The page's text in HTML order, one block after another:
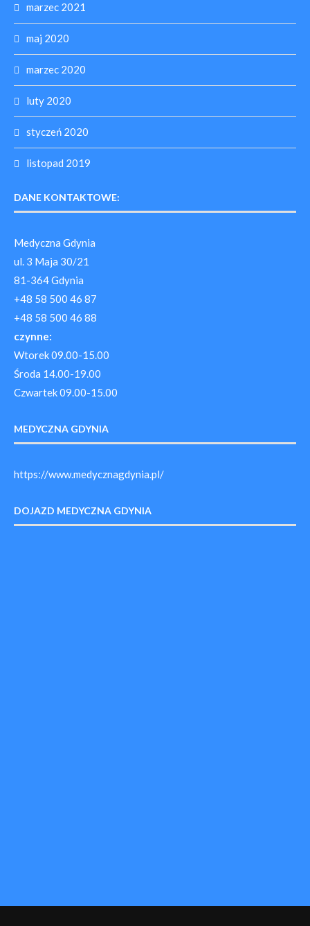
marzec 2021
maj 2020
marzec 2020
luty 2020
styczeń 2020
listopad 2019
DANE KONTAKTOWE:
Medyczna Gdynia
ul. 3 Maja 30/21
81-364 Gdynia
+48 58 500 46 87
+48 58 500 46 88
czynne:
Wtorek 09.00-15.00
Środa 14.00-19.00
Czwartek 09.00-15.00
MEDYCZNA GDYNIA
https://www.medycznagdynia.pl/
DOJAZD MEDYCZNA GDYNIA